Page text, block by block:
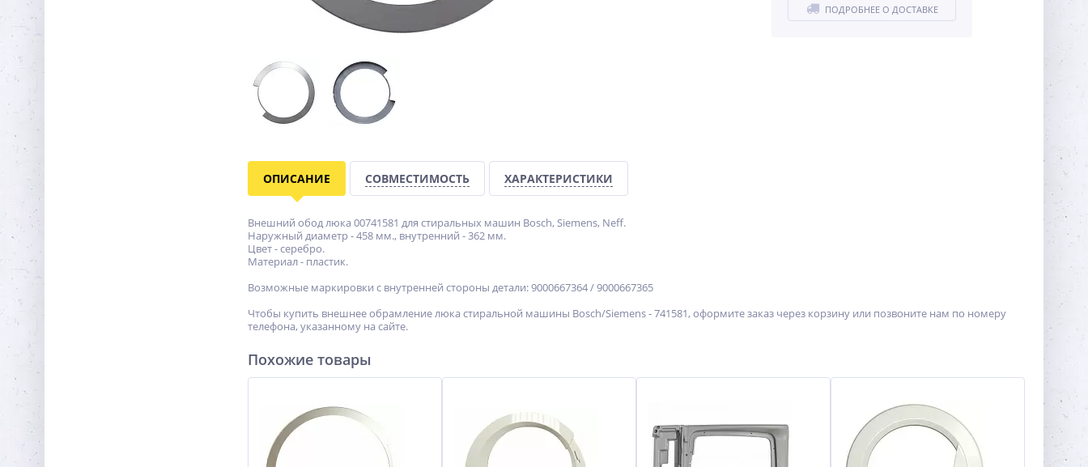
ПОДРОБНЕЕ О ДОСТАВКЕ
ОПИСАНИЕ СОВМЕСТИМОСТЬ ХАРАКТЕРИСТИКИ
Внешний обод люка 00741581 для стиральных машин Bosch, Siemens, Neff.
Наружный диаметр - 458 мм., внутренний - 362 мм.
Цвет - серебро.
Материал - пластик.
Возможные маркировки с внутренней стороны детали: 9000667364 / 9000667365
Чтобы купить внешнее обрамление люка стиральной машины Bosch/Siemens - 741581, оформите заказ через корзину или позвоните нам по номеру
телефона, указанному на сайте.
Похожие товары